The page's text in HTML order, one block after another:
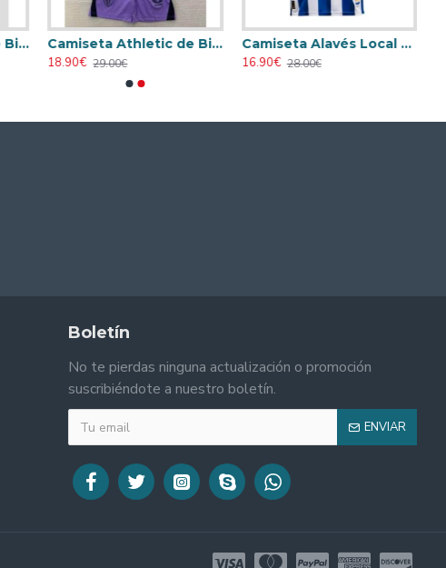
Camiseta Athletic de Bilbao 2024/2025 Alternativo
Camiseta Athletic de Bilbao 2024/2025 Alternativo Niño Kit
18.90€ 29.00€
Camiseta Alavés Local 2025/2026 Azul/Blanco con Parche La Liga
16.90€ 28.00€
Boletín
No te pierdas ninguna actualización o promoción
suscribiéndote a nuestro boletín.
ENVIAR